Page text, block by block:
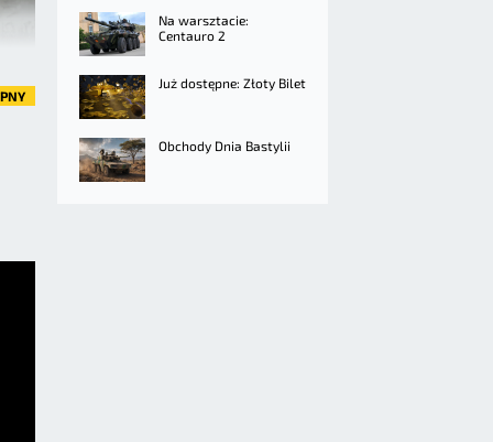
Na warsztacie:
Centauro 2
Już dostępne: Złoty Bilet
Obchody Dnia Bastylii